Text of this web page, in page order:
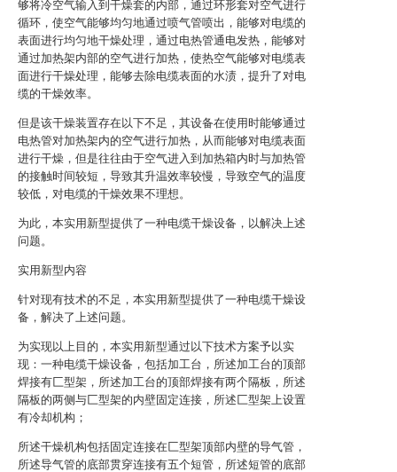
够将冷空气输入到干燥套的内部，通过环形套对空气进行
循环，使空气能够均匀地通过喷气管喷出，能够对电缆的
表面进行均匀地干燥处理，通过电热管通电发热，能够对
通过加热架内部的空气进行加热，使热空气能够对电缆表
面进行干燥处理，能够去除电缆表面的水渍，提升了对电
缆的干燥效率。
但是该干燥装置存在以下不足，其设备在使用时能够通过
电热管对加热架内的空气进行加热，从而能够对电缆表面
进行干燥，但是往往由于空气进入到加热箱内时与加热管
的接触时间较短，导致其升温效率较慢，导致空气的温度
较低，对电缆的干燥效果不理想。
为此，本实用新型提供了一种电缆干燥设备，以解决上述
问题。
实用新型内容
针对现有技术的不足，本实用新型提供了一种电缆干燥设
备，解决了上述问题。
为实现以上目的，本实用新型通过以下技术方案予以实
现：一种电缆干燥设备，包括加工台，所述加工台的顶部
焊接有匚型架，所述加工台的顶部焊接有两个隔板，所述
隔板的两侧与匚型架的内壁固定连接，所述匚型架上设置
有冷却机构；
所述干燥机构包括固定连接在匚型架顶部内壁的导气管，
所述导气管的底部贯穿连接有五个短管，所述短管的底部